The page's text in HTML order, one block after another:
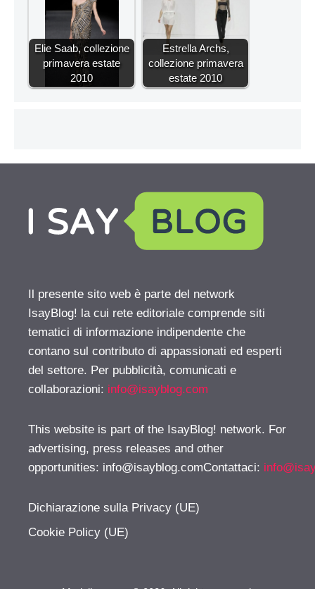
Elie Saab, collezione
primavera estate
2010
Estrella Archs,
collezione primavera
estate 2010
Il presente sito web è parte del network
IsayBlog! la cui rete editoriale comprende siti
tematici di informazione indipendente che
contano sul contributo di appassionati ed esperti
del settore. Per pubblicità, comunicati e
collaborazioni: info@isayblog.com
This website is part of the IsayBlog! network. For
advertising, press releases and other
opportunities: info@isayblog.comContattaci:
Dichiarazione sulla Privacy (UE)
Cookie Policy (UE)